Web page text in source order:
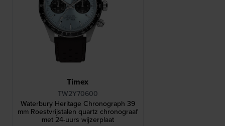
Timex
TW2Y70600
Waterbury Heritage Chronograph 39
mm Roestvrijstalen quartz chronograaf
met 24-uurs wijzerplaat